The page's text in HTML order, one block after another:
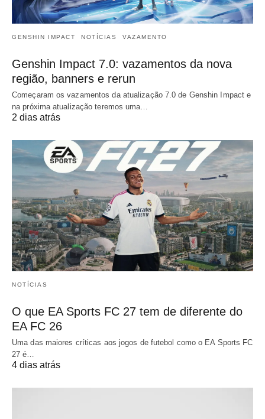
GENSHIN IMPACT NOTÍCIAS VAZAMENTO
Genshin Impact 7.0: vazamentos da nova
região, banners e rerun
Começaram os vazamentos da atualização 7.0 de Genshin Impact e
na próxima atualização teremos uma…
2 dias atrás
NOTÍCIAS
O que EA Sports FC 27 tem de diferente do
EA FC 26
Uma das maiores críticas aos jogos de futebol como o EA Sports FC
27 é…
4 dias atrás